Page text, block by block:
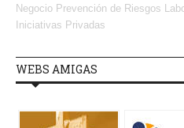
Negocio Prevención de Riesgos
Iniciativas Privadas
WEBS AMIGAS